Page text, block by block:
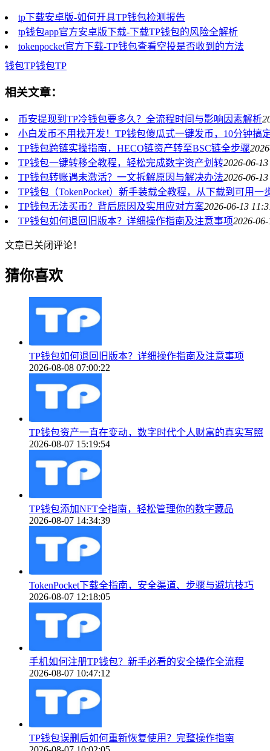
tp下载安卓版-如何开具TP钱包检测报告
tp钱包app官方安卓版下载-下载TP钱包的风险全解析
tokenpocket官方下载-TP钱包查看空投是否收到的方法
钱包TP钱包TP
相关文章：
币安提现到TP冷钱包要多久？全流程时间与影响因素解析
小白发币不用找开发！TP钱包傻瓜式一键发币，10分钟搞
TP钱包跨链实操指南，HECO链资产转至BSC链全步骤
TP钱包一键转移全教程，轻松完成数字资产划转2026-06-
TP钱包转账遇未激活？一文拆解原因与解决办法2026-06-
TP钱包（TokenPocket）新手装载全教程，从下载到可用一
TP钱包无法买币？背后原因及实用应对方案2026-06-13
TP钱包如何退回旧版本？详细操作指南及注意事项2026-
文章已关闭评论！
猜你喜欢
TP钱包如何退回旧版本？详细操作指南及注意事项
2026-08-08 07:00:22
TP钱包资产一直在变动，数字时代个人财富的真实写照
2026-08-07 15:19:54
TP钱包添加NFT全指南，轻松管理你的数字藏品
2026-08-07 14:34:39
TokenPocket下载全指南，安全渠道、步骤与避坑技巧
2026-08-07 12:18:05
手机如何注册TP钱包？新手必看的安全操作全流程
2026-08-07 10:47:12
TP钱包误删后如何重新恢复使用？完整操作指南